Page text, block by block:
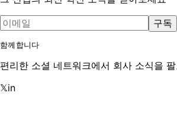
구독
함께합니다
편리한 소셜 네트워크에서 회사 소식을
𝕏in